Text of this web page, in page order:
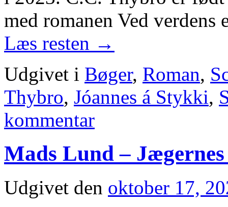
med romanen Ved
Læs resten →
Udgivet i Bøger, Roman,
Thybro, Jóannes á Stykki,
kommentar
Mads Lund –
Udgivet den oktober 17,